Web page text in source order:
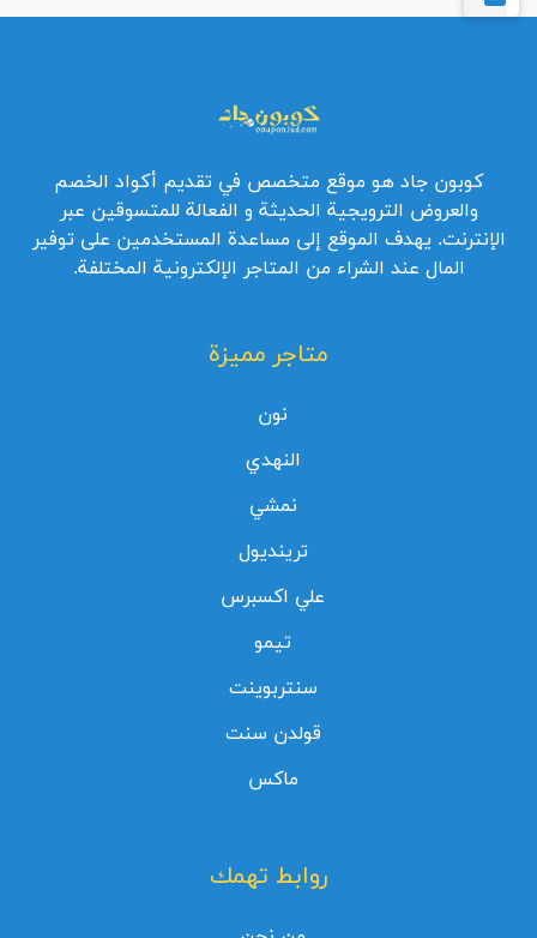
كوبون جاد هو موقع متخصص في تقديم أكواد الخصم
والعروض الترويجية الحديثة و الفعالة للمتسوقين عبر
الإنترنت. يهدف الموقع إلى مساعدة المستخدمين على توفير
المال عند الشراء من المتاجر الإلكترونية المختلفة.
متاجر مميزة
نون
النهدي
نمشي
ترينديول
علي اكسبرس
تيمو
سنتربوينت
قولدن سنت
ماكس
روابط تهمك